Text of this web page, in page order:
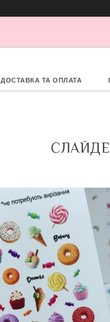
ДОСТАВКА ТА ОПЛАТА